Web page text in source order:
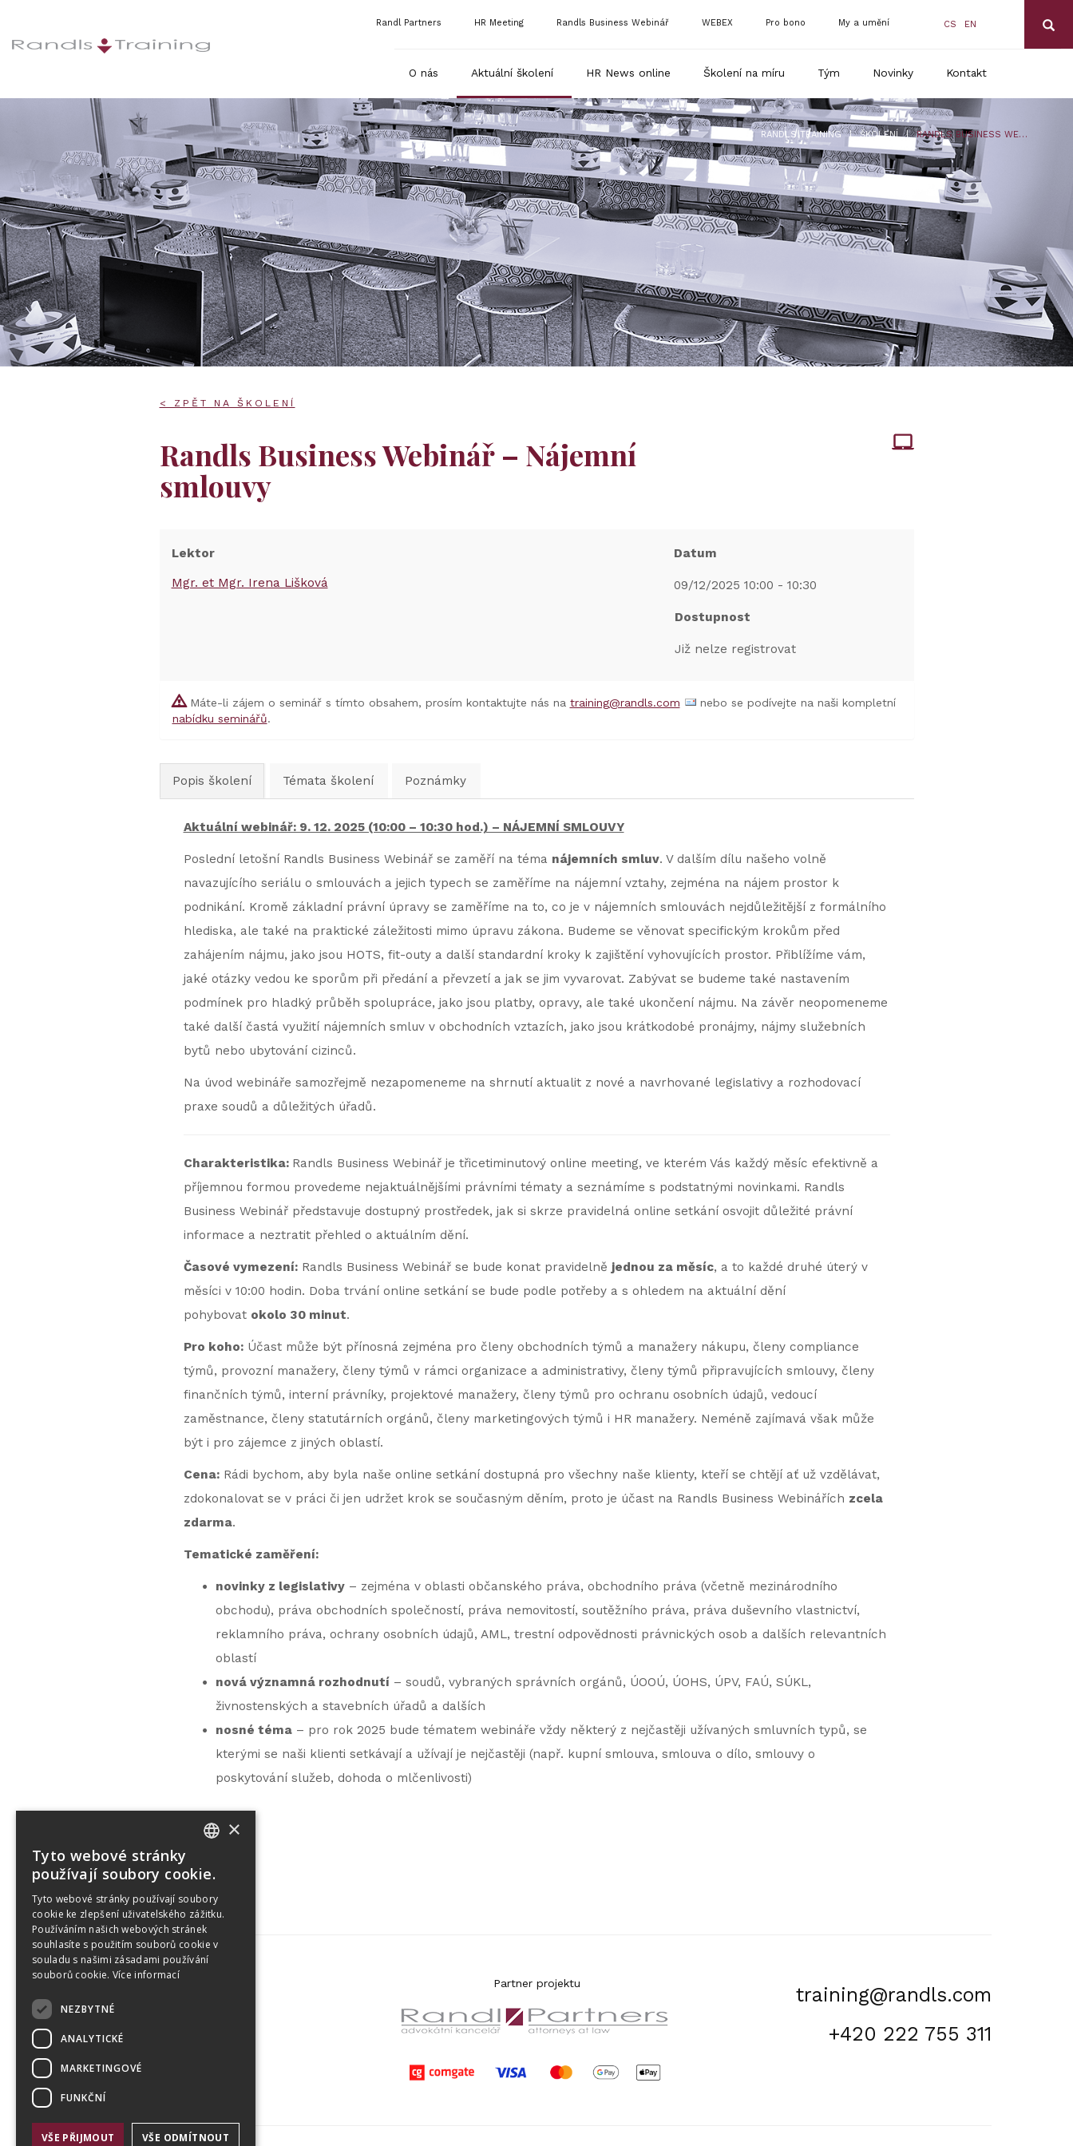
CS EN
Randl Partners HR Meeting Randls Business Webinář WEBEX Pro bono My a umění
O nás Aktuální školení HR News online Školení na míru Tým Novinky Kontakt
RANDLS TRAINING | ŠKOLENÍ | RANDLS BUSINESS WEBINÁŘ – NÁJEMNÍ SMLOUVY
< ZPĚT NA ŠKOLENÍ
Randls Business Webinář – Nájemní
smlouvy
Lektor
Mgr. et Mgr. Irena Lišková
Datum
09/12/2025 10:00 - 10:30
Dostupnost
Již nelze registrovat
Máte-li zájem o seminář s tímto obsahem, prosím kontaktujte nás na training@randls.com
nebo se podívejte na naši kompletní
nabídku seminářů.
Popis školení Témata školení Poznámky
Aktuální webinář: 9. 12. 2025 (10:00 – 10:30 hod.) – NÁJEMNÍ SMLOUVY
Poslední letošní Randls Business Webinář se zaměří na téma nájemních smluv. V dalším dílu našeho volně
navazujícího seriálu o smlouvách a jejich typech se zaměříme na nájemní vztahy, zejména na nájem prostor k
podnikání. Kromě základní právní úpravy se zaměříme na to, co je v nájemních smlouvách nejdůležitější z formálního
hlediska, ale také na praktické záležitosti mimo úpravu zákona. Budeme se věnovat specifickým krokům před
zahájením nájmu, jako jsou HOTS, fit-outy a další standardní kroky k zajištění vyhovujících prostor. Přiblížíme vám,
jaké otázky vedou ke sporům při předání a převzetí a jak se jim vyvarovat. Zabývat se budeme také nastavením
podmínek pro hladký průběh spolupráce, jako jsou platby, opravy, ale také ukončení nájmu. Na závěr neopomeneme
také další častá využití nájemních smluv v obchodních vztazích, jako jsou krátkodobé pronájmy, nájmy služebních
bytů nebo ubytování cizinců.
Na úvod webináře samozřejmě nezapomeneme na shrnutí aktualit z nové a navrhované legislativy a rozhodovací
praxe soudů a důležitých úřadů.
Charakteristika: Randls Business Webinář je třicetiminutový online meeting, ve kterém Vás každý měsíc efektivně a
příjemnou formou provedeme nejaktuálnějšími právními tématy a seznámíme s podstatnými novinkami. Randls
Business Webinář představuje dostupný prostředek, jak si skrze pravidelná online setkání osvojit důležité právní
informace a neztratit přehled o aktuálním dění.
Časové vymezení:Randls Business Webinář se bude konat pravidelně jednou za měsíc, a to každé druhé úterý v
měsíci v 10:00 hodin. Doba trvání online setkání se bude podle potřeby a s ohledem na aktuální dění
pohybovat okolo 30 minut.
Pro koho:Účast může být přínosná zejména pro členy obchodních týmů a manažery nákupu, členy compliance
týmů, provozní manažery, členy týmů v rámci organizace a administrativy, členy týmů připravujících smlouvy, členy
finančních týmů, interní právníky, projektové manažery, členy týmů pro ochranu osobních údajů, vedoucí
zaměstnance, členy statutárních orgánů, členy marketingových týmů i HR manažery. Neméně zajímavá však může
být i pro zájemce z jiných oblastí.
Cena:Rádi bychom, aby byla naše online setkání dostupná pro všechny naše klienty, kteří se chtějí ať už vzdělávat,
zdokonalovat se v práci či jen udržet krok se současným děním, proto je účast na Randls Business Webinářích zcela
zdarma.
Tematické zaměření:
novinky z legislativy– zejména v oblasti občanského práva, obchodního práva (včetně mezinárodního
obchodu), práva obchodních společností, práva nemovitostí, soutěžního práva, práva duševního vlastnictví,
reklamního práva, ochrany osobních údajů, AML, trestní odpovědnosti právnických osob a dalších relevantních
oblastí
nová významná rozhodnutí– soudů, vybraných správních orgánů, ÚOOÚ, ÚOHS, ÚPV, FAÚ, SÚKL,
živnostenských a stavebních úřadů a dalších
nosné téma– pro rok 2025 bude tématem webináře vždy některý z nejčastěji užívaných smluvních typů, se
kterými se naši klienti setkávají a užívají je nejčastěji (např. kupní smlouva, smlouva o dílo, smlouvy o
poskytování služeb, dohoda o mlčenlivosti)
Partner projektu
Budějovická 1550/15a
CZ 140 00, Praha 4
training@randls.com
+420 222 755 311
×
Tyto webové stránky
používají soubory cookie.
Tyto webové stránky používají soubory
cookie ke zlepšení uživatelského zážitku.
Používáním našich webových stránek
souhlasíte s použitím souborů cookie v
souladu s našimi zásadami používání
souborů cookie. Více informací
NEZBYTNÉ
ANALYTICKÉ
MARKETINGOVÉ
FUNKČNÍ
VŠE PŘIJMOUT VŠE ODMÍTNOUT